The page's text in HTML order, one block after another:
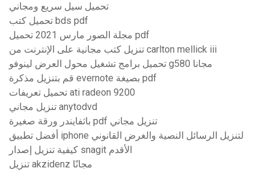
تحميل سيل سريع ومجاني
تحميل كتب bds pdf
مجلة الصور مارس 2021 تحميل pdf
تنزيل كتب مجانية على الإنترنت من carlton mellick iii
تحميل برامج تشغيل محول العرض لينوفو g580 مجانا
قم بتنزيل مذكرة evernote بصيغة pdf
تحميل تعريفات ati radeon 9200
تنزيل مجاني anytodvd
باثفايندر ورقة صغيرة pdf تنزيل مجاني
أفضل تطبيق iphone لتنزيل الرسائل النصية والغرض القانوني
كيفية تنزيل إصدار snagit الأقدم
تنزيل akzidenz مجانًا